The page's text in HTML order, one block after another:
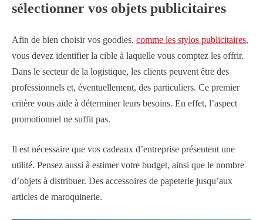
sélectionner vos objets publicitaires
Afin de bien choisir vos goodies, comme les stylos publicitaires,
vous devez identifier la cible à laquelle vous comptez les offrir.
Dans le secteur de la logistique, les clients peuvent être des
professionnels et, éventuellement, des particuliers. Ce premier
critère vous aide à déterminer leurs besoins. En effet, l’aspect
promotionnel ne suffit pas.
Il est nécessaire que vos cadeaux d’entreprise présentent une
utilité. Pensez aussi à estimer votre budget, ainsi que le nombre
d’objets à distribuer. Des accessoires de papeterie jusqu’aux
articles de maroquinerie.